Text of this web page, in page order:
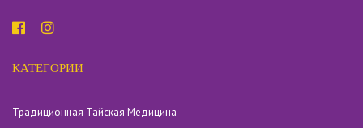
КАТЕГОРИИ
Традиционная Тайская Медицина